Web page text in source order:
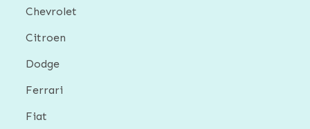
Chevrolet
Citroen
Dodge
Ferrari
Fiat